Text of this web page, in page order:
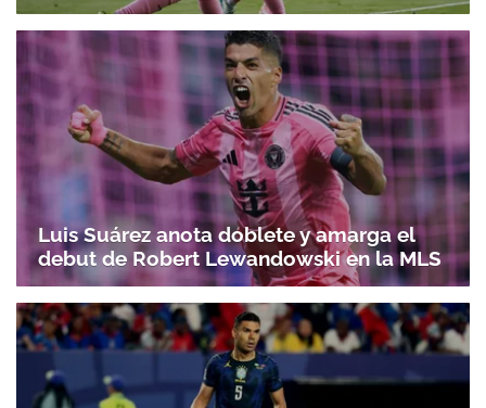
Luis Suárez anota doblete y amarga el
debut de Robert Lewandowski en la MLS